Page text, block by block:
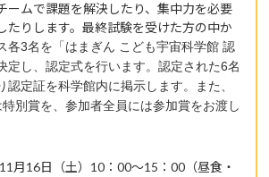
ームで課題を解決したり、集中力を必要
たりします。最終試験を受けた方の中か
各3名を「はまぎん こども宇宙科学館 認
定し、認定式を行います。認定された6名
認定証を科学館内に掲示します。また、
別賞を、参加者全員には参加賞をお渡し
月16日（土）10：00～15：00（昼食・